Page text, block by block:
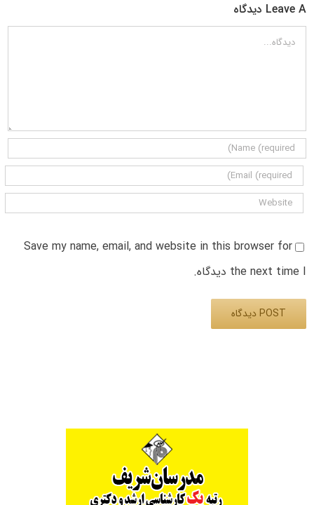
Leave A دیدگاه
دیدگاه
Save my name, email, and website in this browser for
the next time I دیدگاه.